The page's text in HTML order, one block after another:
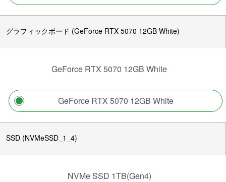
グラフィックボード (GeForce RTX 5070 12GB White)
GeForce RTX 5070 12GB White
GeForce RTX 5070 12GB White
SSD (NVMeSSD_1_4)
NVMe SSD 1TB(Gen4)